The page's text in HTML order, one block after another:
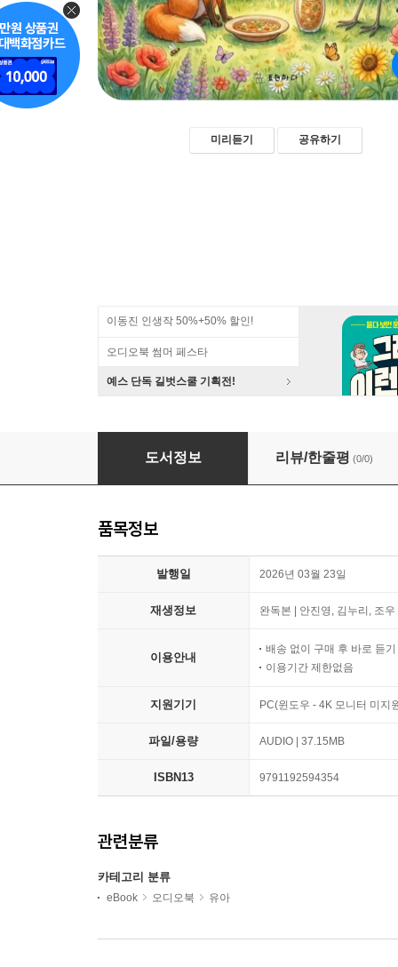
미리듣기 공유하기
이동진 인생작 50%+50% 할인!
오디오북 썸머 페스타
예스 단독 길벗스쿨 기획전!
귀로 보는 동화, 여우와 두루미
도서정보 리뷰/한줄평 (0/0)
품목정보
발행일 2026년 03월 23일
재생정보 완독본 | 안진영, 김누리, 조
이용안내
배송 없이 구매 후 바로 듣기
이용기간 제한없음
지원기기 PC(윈도우 - 4K 모니터 미지
파일/용량 AUDIO | 37.15MB
ISBN13 9791192594354
관련분류
카테고리 분류
eBook 오디오북 유아